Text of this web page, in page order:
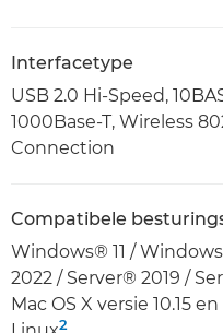
Interfacetype
USB 2.0 Hi-Speed,
1000Base-T, Wireless
Connection
Compatibele
Windows® 11 /
2022 / Server® 2019 /
Mac OS X versie 10.15
2